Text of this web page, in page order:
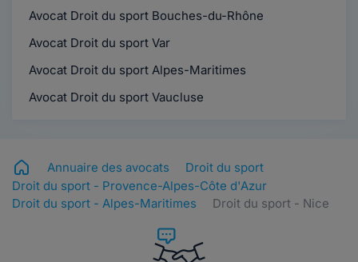
Avocat Droit du sport Bouches-du-Rhône
Avocat Droit du sport Var
Avocat Droit du sport Alpes-Maritimes
Avocat Droit du sport Vaucluse
Annuaire des avocats
Droit du sport
Droit du sport - Provence-Alpes-Côte d'Azur
Droit du sport - Alpes-Maritimes
Droit du sport - Nice